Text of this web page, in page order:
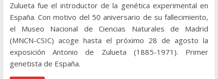
Zulueta fue el introductor de la genética experimental en
España. Con motivo del 50 aniversario de su fallecimiento,
el Museo Nacional de Ciencias Naturales de Madrid
(MNCN-CSIC) acoge hasta el próximo 28 de agosto la
exposición Antonio de Zulueta (1885-1971). Primer
genetista de España.